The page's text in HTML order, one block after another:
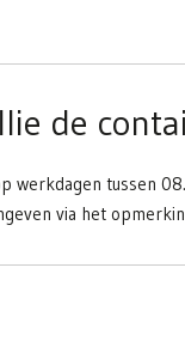
de
werkdagen tussen
via het